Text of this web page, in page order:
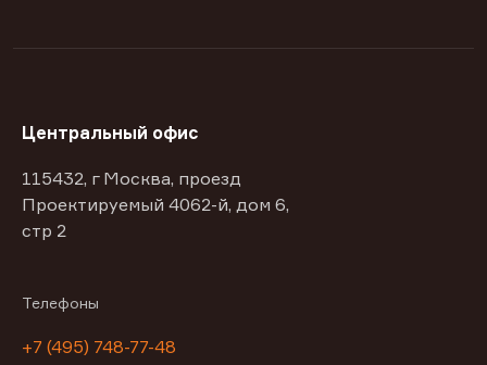
Центральный офис
115432, г Москва, проезд
Проектируемый 4062-й, дом 6,
стр 2
Телефоны
+7 (495) 748-77-48